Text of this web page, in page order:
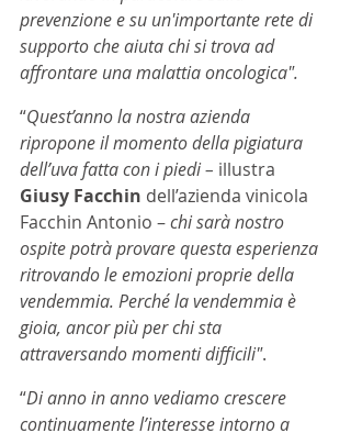
prevenzione e su un'importante rete di
supporto che aiuta chi si trova ad
affrontare una malattia oncologica".
“Quest’anno la nostra azienda
ripropone il momento della pigiatura
dell’uva fatta con i piedi – illustra
Giusy Facchin dell’azienda vinicola
Facchin Antonio – chi sarà nostro
ospite potrà provare questa esperienza
ritrovando le emozioni proprie della
vendemmia. Perché la vendemmia è
gioia, ancor più per chi sta
attraversando momenti difficili".
“Di anno in anno vediamo crescere
continuamente l’interesse intorno a